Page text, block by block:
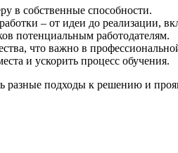
в собственные способности.
– от идеи до реализации,
потенциальным работодателям.
что важно в
и ускорить процесс обучения.
подходы к решению и